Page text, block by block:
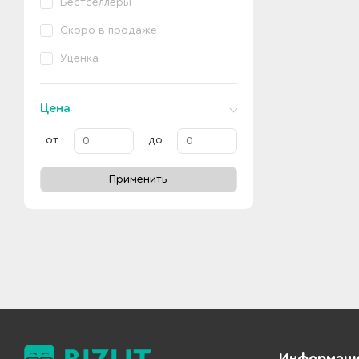
Бестселлеры
Скоро в продаже
Уценка
Цена
от до
Применить